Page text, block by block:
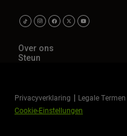
Over ons
Steun
Privacyverklaring Legale Termen
Cookie-Einstellungen